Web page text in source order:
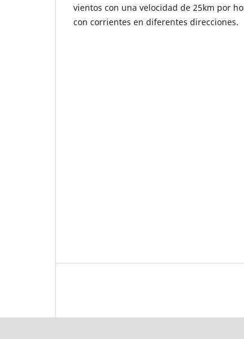
vientos con una velocidad de 25km por
con corrientes en diferentes direcciones.